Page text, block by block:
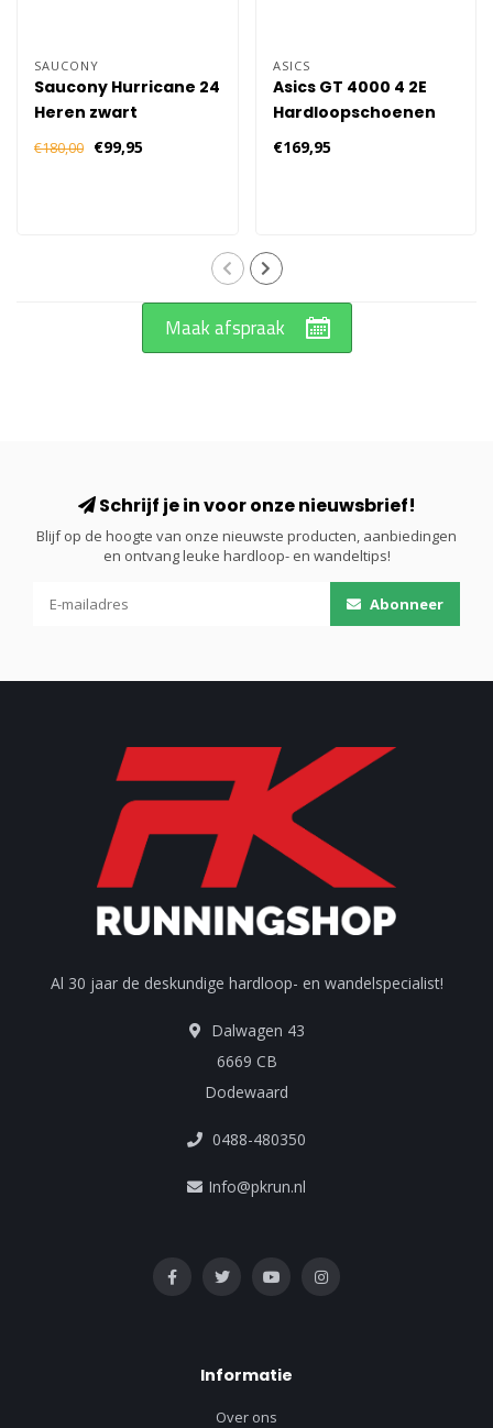
SAUCONY
Saucony Hurricane 24
Heren zwart
€180,00 €99,95
ASICS
Asics GT 4000 4 2E
Hardloopschoenen
Heren - Zwart
€169,95
Maak afspraak
Schrijf je in voor onze nieuwsbrief!
Blijf op de hoogte van onze nieuwste producten, aanbiedingen
en ontvang leuke hardloop- en wandeltips!
Abonneer
Al 30 jaar de deskundige hardloop- en wandelspecialist!
Dalwagen 43
6669 CB
Dodewaard
0488-480350
Info@pkrun.nl
Informatie
Over ons